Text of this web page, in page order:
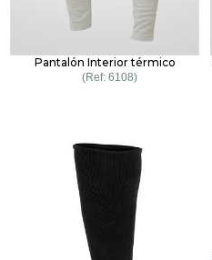
Pantalón Interior térmico
6108